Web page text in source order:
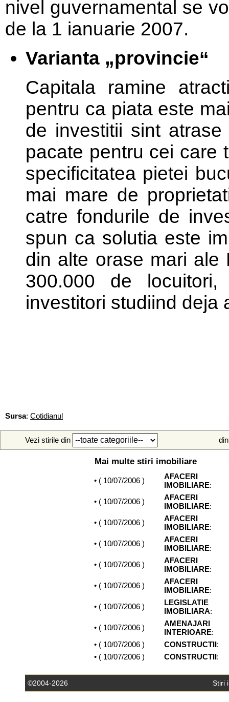
nivel guvernamental se
de la 1 ianuarie 2007.
Varianta „provincie“
Capitala ramine
pentru ca piata este
de investitii sint
pacate pentru cei care
specificitatea pietei
mai mare de
catre fondurile de
spun ca solutia este
din alte orase mari ale
300.000 de
investitori studiind deja
Sursa: Cotidianul
Vezi stirile din
Mai multe stiri imobiliare
• ( 10/07/2006 )
AFACERI
IMOBILIARE:
• ( 10/07/2006 )
AFACERI
IMOBILIARE:
• ( 10/07/2006 )
AFACERI
IMOBILIARE:
• ( 10/07/2006 )
AFACERI
IMOBILIARE:
• ( 10/07/2006 )
AFACERI
IMOBILIARE:
• ( 10/07/2006 )
AFACERI
IMOBILIARE:
• ( 10/07/2006 )
LEGISLATIE
IMOBILIARA:
• ( 10/07/2006 )
AMENAJARI
INTERIOARE:
• ( 10/07/2006 ) CONSTRUCTII:
• ( 10/07/2006 ) CONSTRUCTII:
©2004-2026 Stiri